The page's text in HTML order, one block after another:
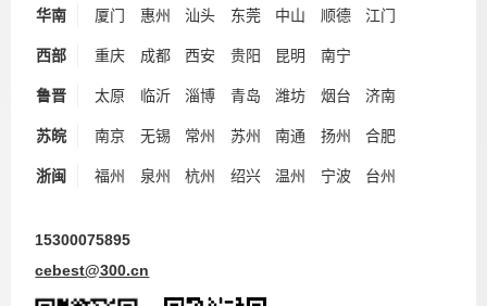
华南 厦门 惠州 汕头 东莞 中山 顺德 江门
西部 重庆 成都 西安 贵阳 昆明 南宁
鲁晋 太原 临沂 淄博 青岛 潍坊 烟台 济南
苏皖 南京 无锡 常州 苏州 南通 扬州 合肥
浙闽 福州 泉州 杭州 绍兴 温州 宁波 台州
15300075895
cebest@300.cn